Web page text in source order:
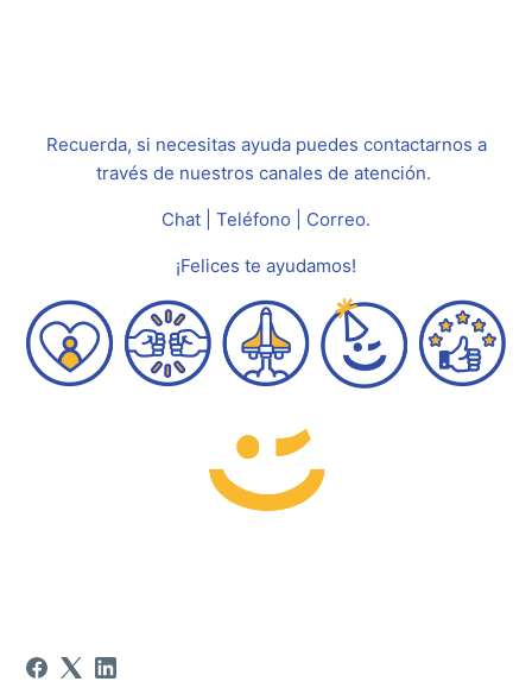
Recuerda, si necesitas ayuda puedes contactarnos a
través de nuestros canales de atención.
Chat | Teléfono | Correo.
¡Felices te ayudamos!